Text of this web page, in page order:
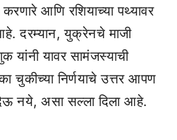
करणारे आणि रशियाच्या पथ्यावर
दरम्यान, युक्रेनचे माजी
यांनी यावर सामंजस्याची
चुकीच्या निर्णयाचे उत्तर आपण
देऊ नये, असा सल्ला दिला आहे.